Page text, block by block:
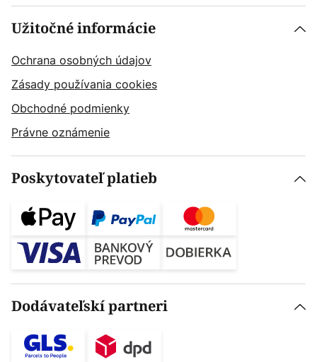
Užitočné informácie
Ochrana osobných údajov
Zásady používania cookies
Obchodné podmienky
Právne oznámenie
Poskytovateľ platieb
Dodávateľskí partneri